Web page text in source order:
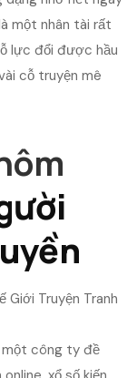
một nhân tài rất
lực đổi được hầu
cỗ truyện mê
một công ty đề